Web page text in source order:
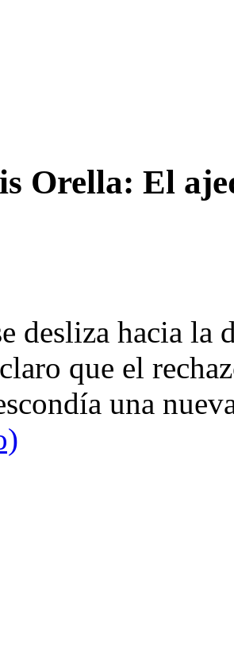
Orella: El
desliza hacia
que el
una